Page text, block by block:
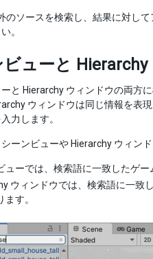
のソースを検索し、結果に対し
。
ューと
と Hierarchy ウィンドウの両方
ウィンドウは同じ情報を表
力します。
ーンビューや Hierarchy ウィン
ューでは、検索語に一致したゲ
ウィンドウでは、検索語に一致
ます。